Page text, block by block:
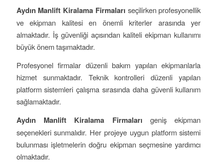
Aydın Manlift Kiralama Firmaları seçilirken profesyonellik
ve ekipman kalitesi en önemli kriterler arasında yer
almaktadır. İş güvenliği açısından kaliteli ekipman kullanımı
büyük önem taşımaktadır.
Profesyonel firmalar düzenli bakım yapılan ekipmanlarla
hizmet sunmaktadır. Teknik kontrolleri düzenli yapılan
platform sistemleri çalışma sırasında daha güvenli kullanım
sağlamaktadır.
Aydın Manlift Kiralama Firmaları geniş ekipman
seçenekleri sunmalıdır. Her projeye uygun platform sistemi
bulunması işletmelerin doğru ekipman seçmesine yardımcı
olmaktadır.